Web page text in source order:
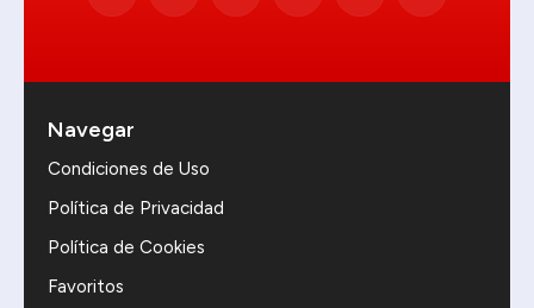
Navegar
Condiciones de Uso
Política de Privacidad
Política de Cookies
Favoritos